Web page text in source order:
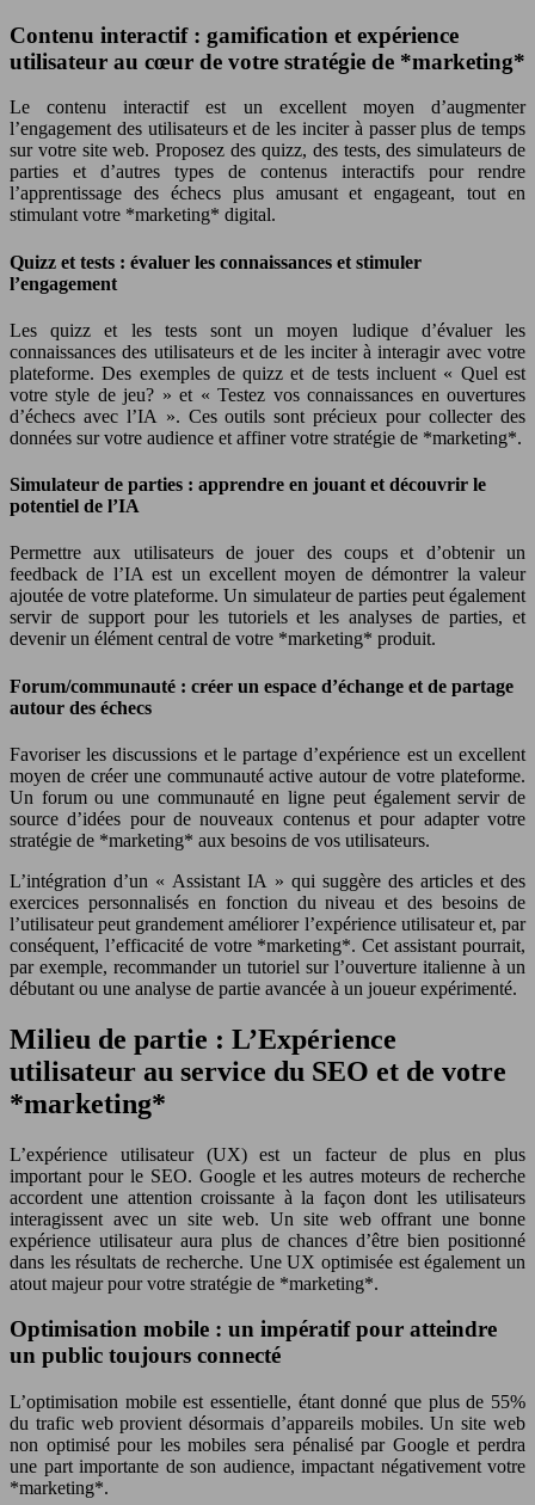
Contenu interactif : gamification et expérience
utilisateur au cœur de votre stratégie de *marketing*
Le contenu interactif est un excellent moyen d’augmenter
l’engagement des utilisateurs et de les inciter à passer plus de temps
sur votre site web. Proposez des quizz, des tests, des simulateurs de
parties et d’autres types de contenus interactifs pour rendre
l’apprentissage des échecs plus amusant et engageant, tout en
stimulant votre *marketing* digital.
Quizz et tests : évaluer les connaissances et stimuler
l’engagement
Les quizz et les tests sont un moyen ludique d’évaluer les
connaissances des utilisateurs et de les inciter à interagir avec votre
plateforme. Des exemples de quizz et de tests incluent « Quel est
votre style de jeu? » et « Testez vos connaissances en ouvertures
d’échecs avec l’IA ». Ces outils sont précieux pour collecter des
données sur votre audience et affiner votre stratégie de *marketing*.
Simulateur de parties : apprendre en jouant et découvrir le
potentiel de l’IA
Permettre aux utilisateurs de jouer des coups et d’obtenir un
feedback de l’IA est un excellent moyen de démontrer la valeur
ajoutée de votre plateforme. Un simulateur de parties peut également
servir de support pour les tutoriels et les analyses de parties, et
devenir un élément central de votre *marketing* produit.
Forum/communauté : créer un espace d’échange et de partage
autour des échecs
Favoriser les discussions et le partage d’expérience est un excellent
moyen de créer une communauté active autour de votre plateforme.
Un forum ou une communauté en ligne peut également servir de
source d’idées pour de nouveaux contenus et pour adapter votre
stratégie de *marketing* aux besoins de vos utilisateurs.
L’intégration d’un « Assistant IA » qui suggère des articles et des
exercices personnalisés en fonction du niveau et des besoins de
l’utilisateur peut grandement améliorer l’expérience utilisateur et, par
conséquent, l’efficacité de votre *marketing*. Cet assistant pourrait,
par exemple, recommander un tutoriel sur l’ouverture italienne à un
débutant ou une analyse de partie avancée à un joueur expérimenté.
Milieu de partie : L’Expérience
utilisateur au service du SEO et de votre
*marketing*
L’expérience utilisateur (UX) est un facteur de plus en plus
important pour le SEO. Google et les autres moteurs de recherche
accordent une attention croissante à la façon dont les utilisateurs
interagissent avec un site web. Un site web offrant une bonne
expérience utilisateur aura plus de chances d’être bien positionné
dans les résultats de recherche. Une UX optimisée est également un
atout majeur pour votre stratégie de *marketing*.
Optimisation mobile : un impératif pour atteindre
un public toujours connecté
L’optimisation mobile est essentielle, étant donné que plus de 55%
du trafic web provient désormais d’appareils mobiles. Un site web
non optimisé pour les mobiles sera pénalisé par Google et perdra
une part importante de son audience, impactant négativement votre
*marketing*.